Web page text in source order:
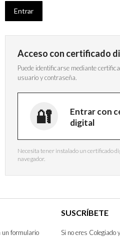
Acceso con certificado
Puede identificarse mediante
usuario y contraseña.
Entrar con
digital
Necesita tener instalado un certificado
navegador.
un formulario
SUSCRÍBETE
Si no eres Colegiado